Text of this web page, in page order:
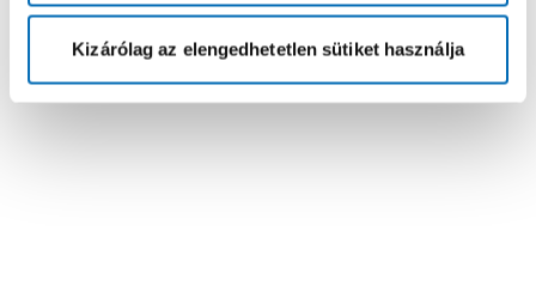
Kizárólag az elengedhetetlen sütiket használja